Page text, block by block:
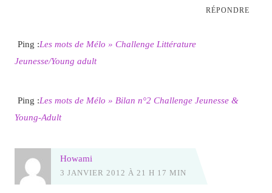
RÉPONDRE
Ping :Les mots de Mélo » Challenge Littérature
Jeunesse/Young adult
Ping :Les mots de Mélo » Bilan n°2 Challenge Jeunesse &
Young-Adult
Howami
3 JANVIER 2012 À 21 H 17 MIN